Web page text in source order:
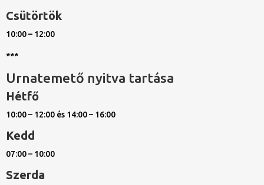
Csütörtök
10:00 – 12:00
***
Urnatemető nyitva tartása
Hétfő
10:00 – 12:00 és 14:00 – 16:00
Kedd
07:00 – 10:00
Szerda